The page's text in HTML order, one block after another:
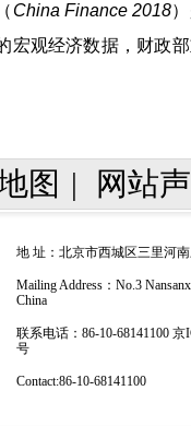
China Finance 2018
宏观经济数据，财政
图 | 网站
地 址：北京市西城区三里河
Mailing Address：No.3
China
联系电话：86-10-68141100
号
Contact:86-10-68141100